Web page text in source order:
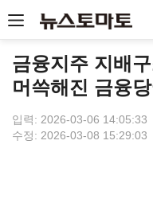
금융지주 지배
머쓱해진 금융
입력: 2026-03-06 14:05:33
수정: 2026-03-08 15:29:03